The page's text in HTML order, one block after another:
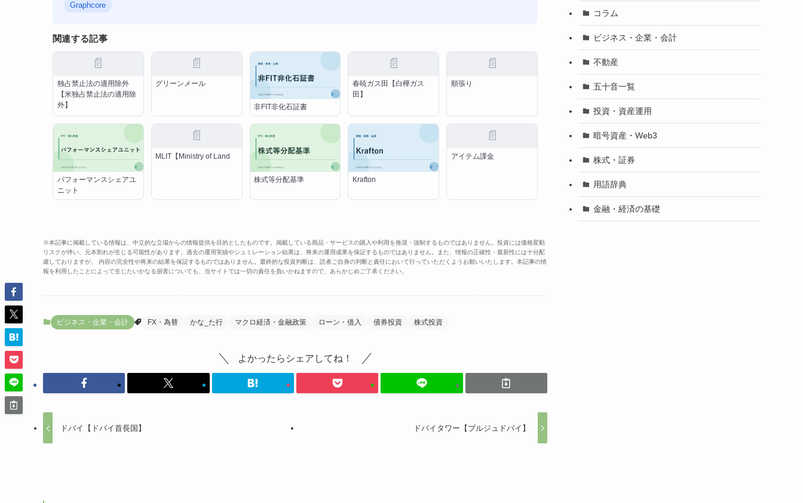
Graphcore
関連する記事
📄
独占禁止法の適用除外
【米独占禁止法の適用除
外】
📄
グリーンメール
非FIT非化石証書
📄
春暁ガス田【白樺ガス
田】
📄
順張り
パフォーマンスシェアユ
ニット
📄
MLIT【Ministry of Land
株式等分配基準 Krafton
📄
アイテム課金
※本記事に掲載している情報は、中立的な立場からの情報提供を目的としたものです。掲載している商品・サービスの購入や利用を推奨・強制するものではありません。投資には価格変動
リスクが伴い、元本割れが生じる可能性があります。過去の運用実績やシュミレーション結果は、将来の運用成果を保証するものではありません。また、情報の正確性・最新性には十分配
慮しておりますが、 内容の完全性や将来の結果を保証するものではありません。最終的な投資判断は、読者ご自身の判断と責任において行っていただくようお願いいたします。本記事の情
報を利用したことによって生じたいかなる損害についても、当サイトでは一切の責任を負いかねますので、あらかじめご了承ください。
ビジネス・企業・会計 FX・為替 かな_た行 マクロ経済・金融政策 ローン・借入 債券投資 株式投資
よかったらシェアしてね！
ドバイ【ドバイ首長国】 ドバイタワー【ブルジュドバイ】
コラム
ビジネス・企業・会計
不動産
五十音一覧
投資・資産運用
暗号資産・Web3
株式・証券
用語辞典
金融・経済の基礎